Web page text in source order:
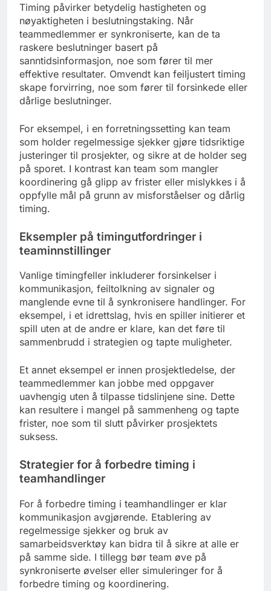
Timing påvirker betydelig hastigheten og
nøyaktigheten i beslutningstaking. Når
teammedlemmer er synkroniserte, kan de ta
raskere beslutninger basert på
sanntidsinformasjon, noe som fører til mer
effektive resultater. Omvendt kan feiljustert timing
skape forvirring, noe som fører til forsinkede eller
dårlige beslutninger.
For eksempel, i en forretningssetting kan team
som holder regelmessige sjekker gjøre tidsriktige
justeringer til prosjekter, og sikre at de holder seg
på sporet. I kontrast kan team som mangler
koordinering gå glipp av frister eller mislykkes i å
oppfylle mål på grunn av misforståelser og dårlig
timing.
Eksempler på timingutfordringer i
teaminnstillinger
Vanlige timingfeller inkluderer forsinkelser i
kommunikasjon, feiltolkning av signaler og
manglende evne til å synkronisere handlinger. For
eksempel, i et idrettslag, hvis en spiller initierer et
spill uten at de andre er klare, kan det føre til
sammenbrudd i strategien og tapte muligheter.
Et annet eksempel er innen prosjektledelse, der
teammedlemmer kan jobbe med oppgaver
uavhengig uten å tilpasse tidslinjene sine. Dette
kan resultere i mangel på sammenheng og tapte
frister, noe som til slutt påvirker prosjektets
suksess.
Strategier for å forbedre timing i
teamhandlinger
For å forbedre timing i teamhandlinger er klar
kommunikasjon avgjørende. Etablering av
regelmessige sjekker og bruk av
samarbeidsverktøy kan bidra til å sikre at alle er
på samme side. I tillegg bør team øve på
synkroniserte øvelser eller simuleringer for å
forbedre timing og koordinering.